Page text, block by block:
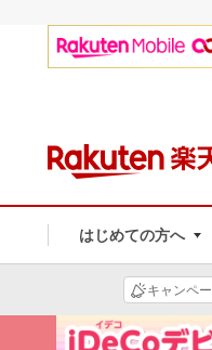
はじめての方へ
キャンペ